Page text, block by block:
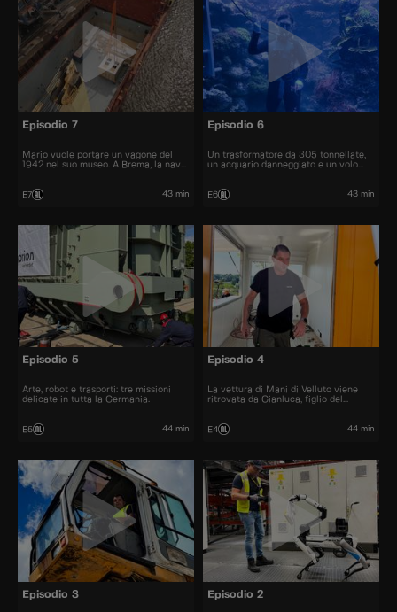
Episodio 7
Mario vuole portare un vagone del
1942 nel suo museo. A Brema, la nave
E7 43 min
Episodio 6
Un trasformatore da 305 tonnellate,
un acquario danneggiato e un volo
E6 43 min
Episodio 5
Arte, robot e trasporti: tre missioni
delicate in tutta la Germania.
E5 44 min
Episodio 4
La vettura di Mani di Velluto viene
ritrovata da Gianluca, figlio del
E4 44 min
Episodio 3 Episodio 2